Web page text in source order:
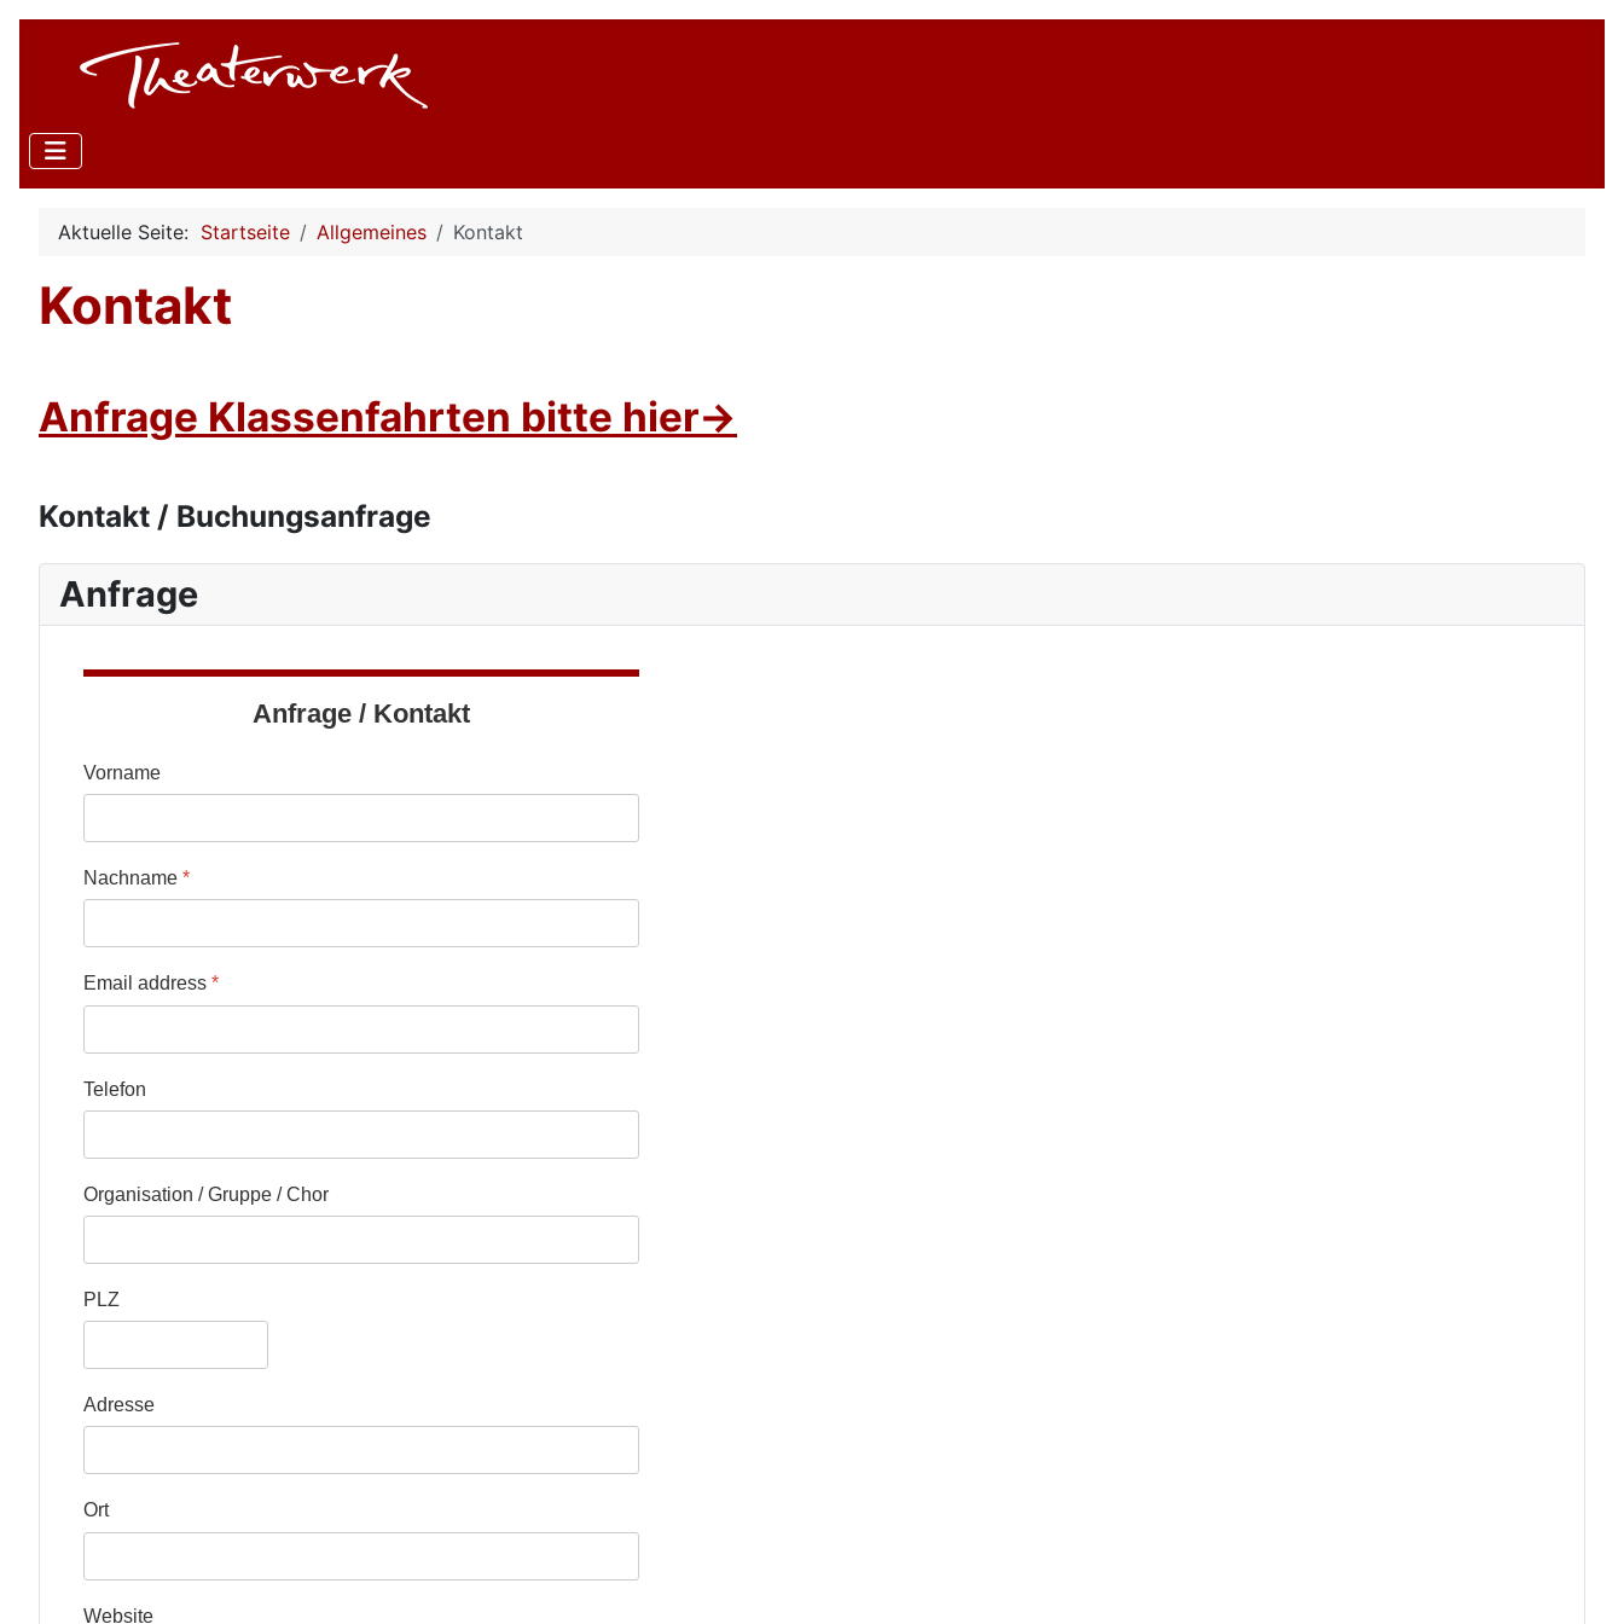
Aktuelle Seite: Startseite Allgemeines Kontakt
Kontakt
Anfrage Klassenfahrten bitte hier->
Kontakt / Buchungsanfrage
Anfrage
Anfrage / Kontakt
Vorname
Nachname *
Email address *
Telefon
Organisation / Gruppe / Chor
PLZ
Adresse
Ort
Website